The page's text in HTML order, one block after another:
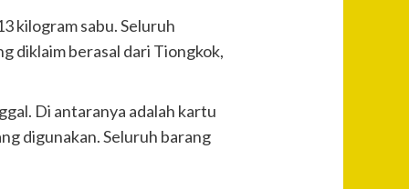
kilogram sabu. Seluruh
diklaim berasal dari Tiongkok,
Di antaranya adalah kartu
digunakan. Seluruh barang